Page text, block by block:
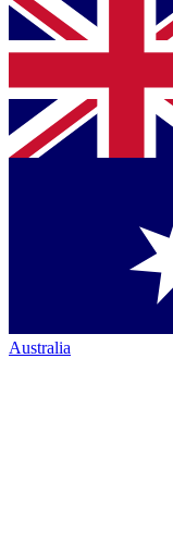
Australia